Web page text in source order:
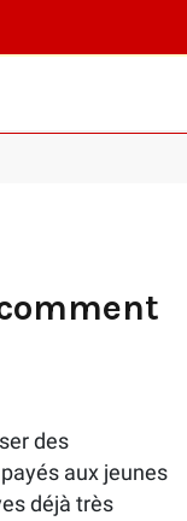
et de comment la
des
aux jeunes
déjà très